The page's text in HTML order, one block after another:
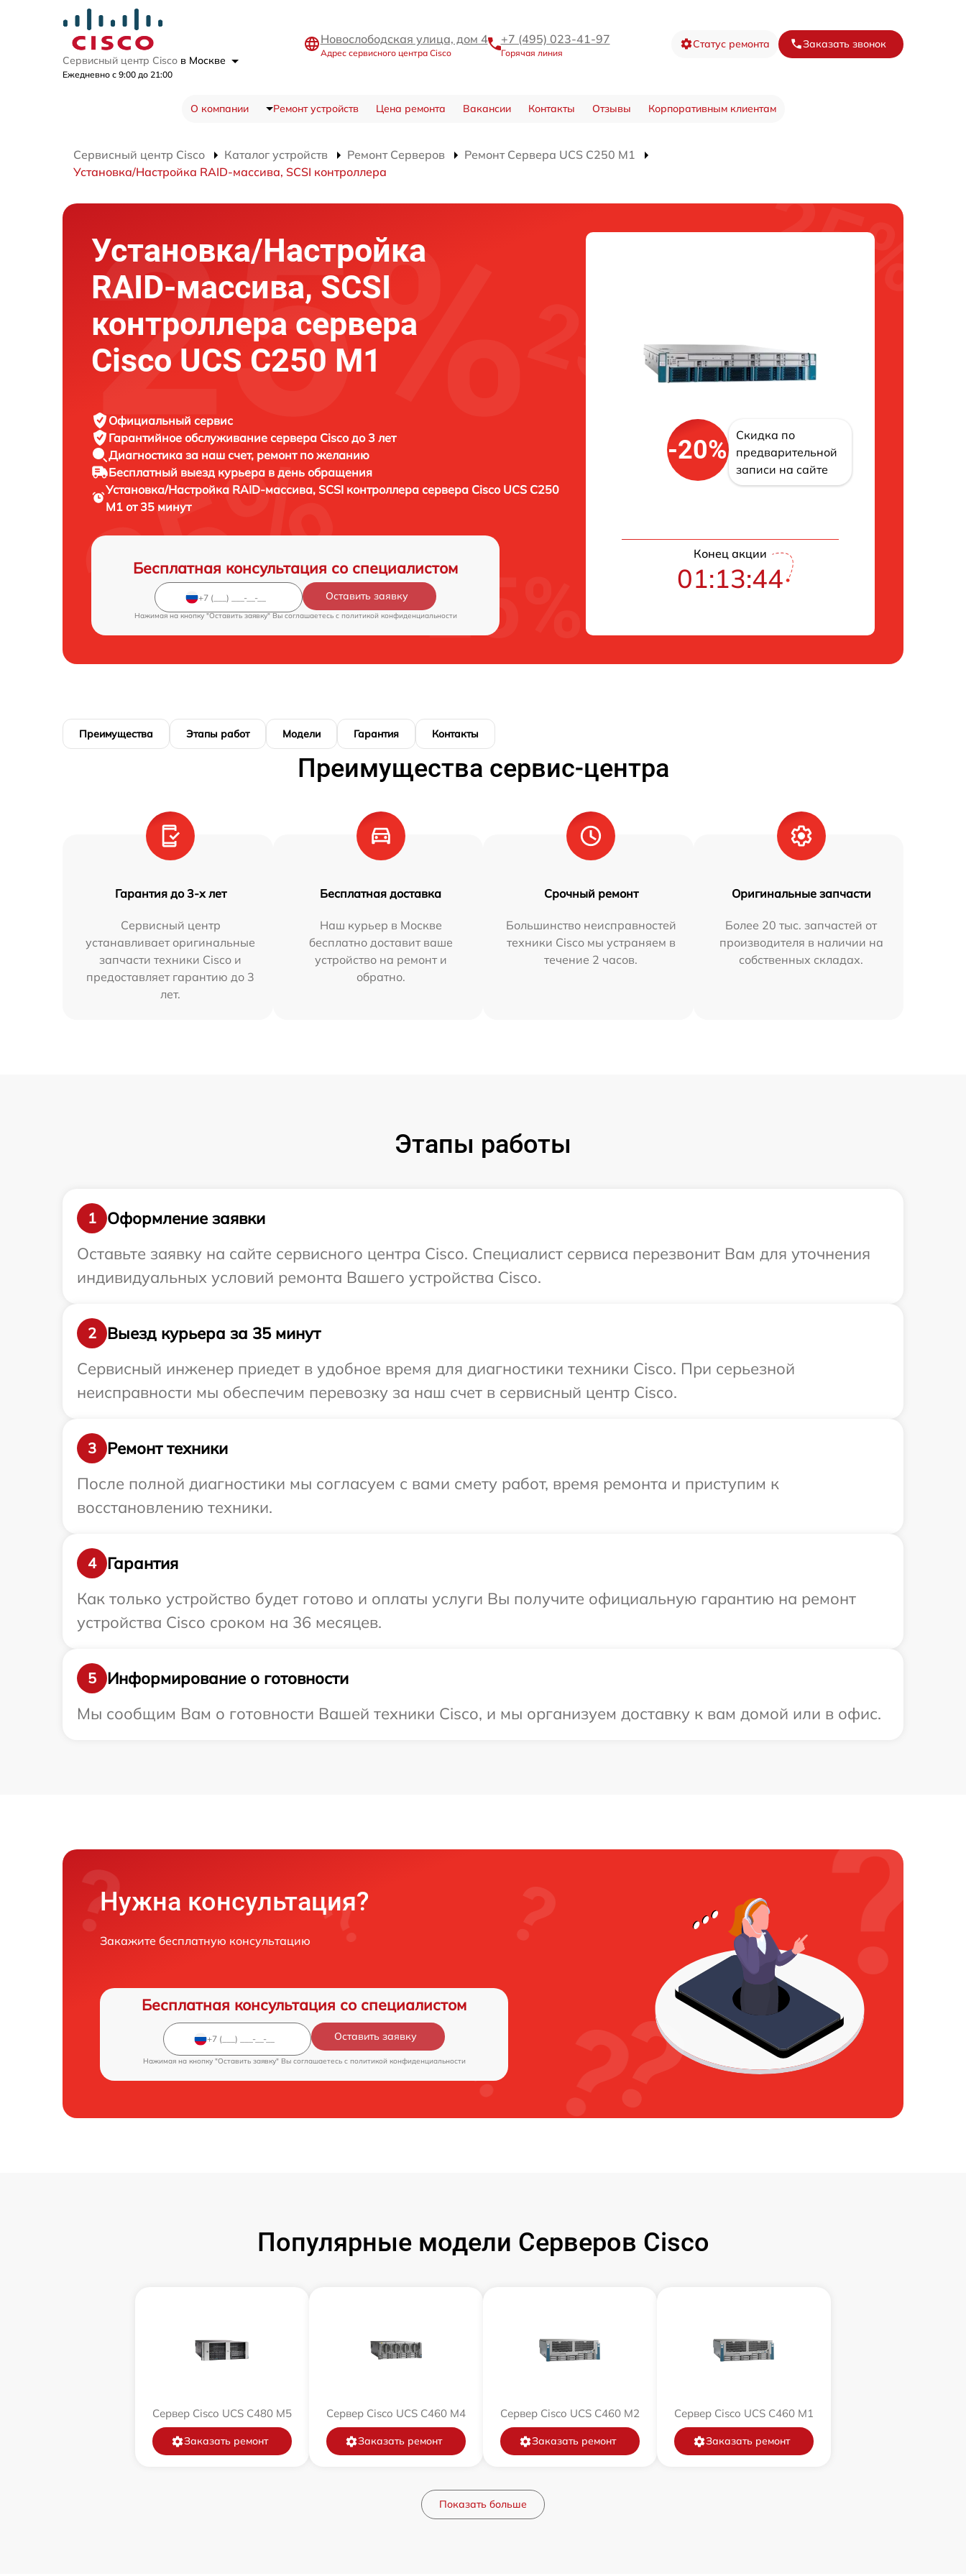
Сервисный центр Cisco в Москве
Ежедневно с 9:00 до 21:00
Новослободская улица, дом 4
Адрес сервисного центра Cisco
+7 (495) 023-41-97
Горячая линия
Статус ремонта Заказать звонок
О компании Ремонт устройств Цена ремонта Вакансии Контакты Отзывы Корпоративным клиентам
Сервисный центр Cisco Каталог устройств Ремонт Серверов
Ремонт Сервера UCS C250 M1
Установка/Настройка RAID-массива, SCSI контроллера
Установка/Настройка
RAID-массива, SCSI
контроллера сервера
Cisco UCS C250 M1
Официальный сервис
Гарантийное обслуживание сервера Cisco до 3 лет
Диагностика за наш счет, ремонт по желанию
Бесплатный выезд курьера в день обращения
Установка/Настройка RAID-массива, SCSI контроллера сервера Cisco UCS C250
M1 от 35 минут
Бесплатная консультация со специалистом
Оставить заявку
Нажимая на кнопку "Оставить заявку" Вы соглашаетесь c политикой конфиденциальности
-20%
Скидка по
предварительной
записи на сайте
Конец акции
01:13:43
Преимущества Этапы работ Модели Гарантия Контакты
Преимущества сервис-центра
Гарантия до 3-х лет
Сервисный центр
устанавливает оригинальные
запчасти техники Cisco и
предоставляет гарантию до 3
лет.
Бесплатная доставка
Наш курьер в Москве
бесплатно доставит ваше
устройство на ремонт и
обратно.
Срочный ремонт
Большинство неисправностей
техники Cisco мы устраняем в
течение 2 часов.
Оригинальные запчасти
Более 20 тыс. запчастей от
производителя в наличии на
собственных складах.
Этапы работы
1
Оформление заявки
Оставьте заявку на сайте сервисного центра Cisco. Специалист сервиса перезвонит Вам для уточнения
индивидуальных условий ремонта Вашего устройства Cisco.
2
Выезд курьера за 35 минут
Сервисный инженер приедет в удобное время для диагностики техники Cisco. При серьезной
неисправности мы обеспечим перевозку за наш счет в сервисный центр Cisco.
3
Ремонт техники
После полной диагностики мы согласуем с вами смету работ, время ремонта и приступим к
восстановлению техники.
4
Гарантия
Как только устройство будет готово и оплаты услуги Вы получите официальную гарантию на ремонт
устройства Cisco сроком на 36 месяцев.
5
Информирование о готовности
Мы сообщим Вам о готовности Вашей техники Cisco, и мы организуем доставку к вам домой или в офис.
Нужна консультация?
Закажите бесплатную консультацию
Бесплатная консультация со специалистом
Оставить заявку
Нажимая на кнопку "Оставить заявку" Вы соглашаетесь c политикой конфиденциальности
Популярные модели Серверов Cisco
Сервер Cisco UCS C480 M5
Заказать ремонт
Сервер Cisco UCS C460 M4
Заказать ремонт
Сервер Cisco UCS C460 M2
Заказать ремонт
Сервер Cisco UCS C460 M1
Заказать ремонт
Показать больше